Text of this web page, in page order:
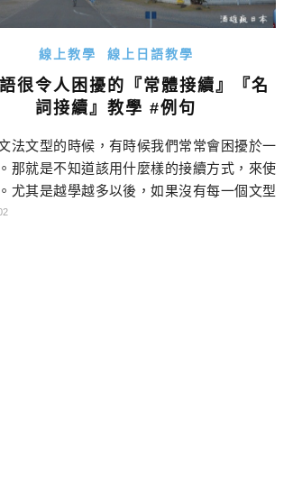
線上教學 線上日語教學
很令人困擾的『常體接續』『名
詞接續』教學 #例句
法文型的時候，有時候我們常常會困擾於一
那就是不知道該用什麼樣的接續方式，來使
尤其是越學越多以後，如果沒有每一個文型
用，很容易造成「會的繼續用，不會的永遠